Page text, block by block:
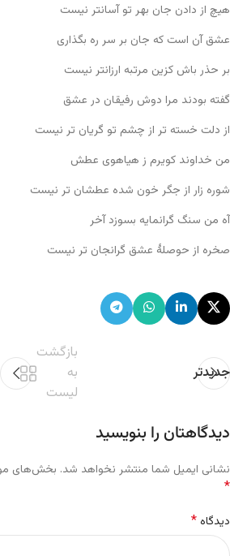
هیچ از دادن جان بهر تو آسانتر نیست
عشق آن است که جان بر سر ره بگذاری
بر حذر باش کزین مرتبه ارزانتر نیست
گفته بودند مرا دوش رفیقان در عشق
از دلت خسته تر از چشم تو گریان تر نیست
من خداوند کویرم ز هیاهوی عطش
شوره زار از جگر خون شده عطشان تر نیست
آه من سنگ گرانمایه بسوزد آخر
صخره از حوصلۀ عشق گرانجان تر نیست
جدیدتر
بازگشت
به
لیست
دیدگاهتان را بنویسید
نشانی ایمیل شما منتشر نخواهد شد. بخش‌های
*
دیدگاه*